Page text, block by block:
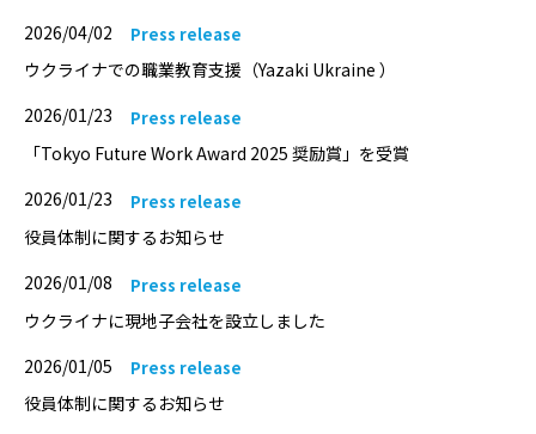
2026/04/02
Press release
ウクライナでの職業教育支援（Yazaki Ukraine ）
2026/01/23
Press release
「Tokyo Future Work Award 2025 奨励賞」を受賞
2026/01/23
Press release
役員体制に関するお知らせ
2026/01/08
Press release
ウクライナに現地子会社を設立しました
2026/01/05
Press release
役員体制に関するお知らせ